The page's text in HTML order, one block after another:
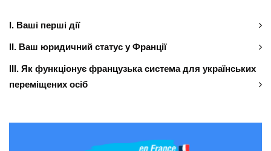
І. Ваші перші дії
ІІ. Ваш юридичний статус у Франції
ІІІ. Як функціонує французька система для українських
переміщених осіб